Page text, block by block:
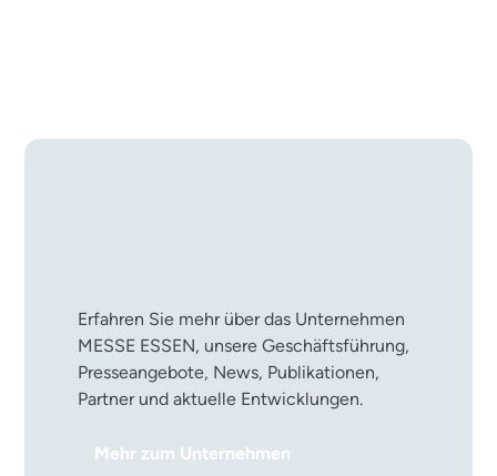
Erfahren Sie mehr über das Unternehmen
MESSE ESSEN, unsere Geschäftsführung,
Presseangebote, News, Publikationen,
Partner und aktuelle Entwicklungen.
Mehr zum Unternehmen